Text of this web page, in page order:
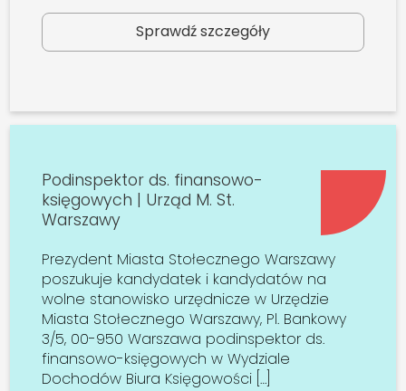
Sprawdź szczegóły
Podinspektor ds. finansowo-
księgowych | Urząd M. St.
Warszawy
Prezydent Miasta Stołecznego Warszawy
poszukuje kandydatek i kandydatów na
wolne stanowisko urzędnicze w Urzędzie
Miasta Stołecznego Warszawy, Pl. Bankowy
3/5, 00-950 Warszawa podinspektor ds.
finansowo-księgowych w Wydziale
Dochodów Biura Księgowości […]